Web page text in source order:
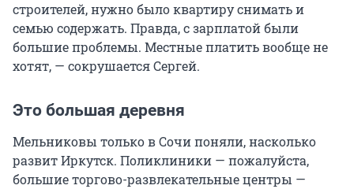
строителей, нужно было квартиру снимать и
семью содержать. Правда, с зарплатой были
большие проблемы. Местные платить вообще не
хотят, — сокрушается Сергей.
Это большая деревня
Мельниковы только в Сочи поняли, насколько
развит Иркутск. Поликлиники — пожалуйста,
большие торгово-развлекательные центры —